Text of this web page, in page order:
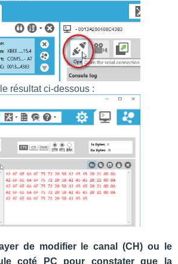
résultat ci-dessous :
de modifier le canal (CH) ou le
coté PC pour constater que la